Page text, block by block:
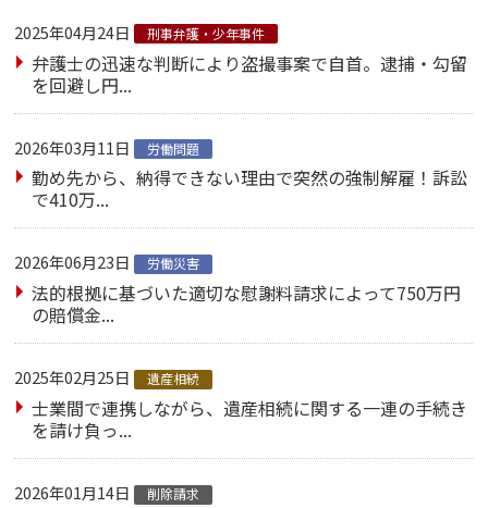
2025年04月24日 刑事弁護・少年事件
弁護士の迅速な判断により盗撮事案で自首。逮捕・勾留
を回避し円...
2026年03月11日 労働問題
勤め先から、納得できない理由で突然の強制解雇！訴訟
で410万...
2026年06月23日 労働災害
法的根拠に基づいた適切な慰謝料請求によって750万円
の賠償金...
2025年02月25日 遺産相続
士業間で連携しながら、遺産相続に関する一連の手続き
を請け負っ...
2026年01月14日 削除請求